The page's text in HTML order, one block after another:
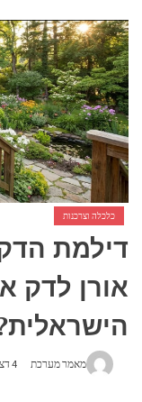
אשפוז פסיכיאטרי ביתי:
כלכלה וצרכנות
דילמת
אורן לדק
מאמר מערכת 4 דצמבר, 2025